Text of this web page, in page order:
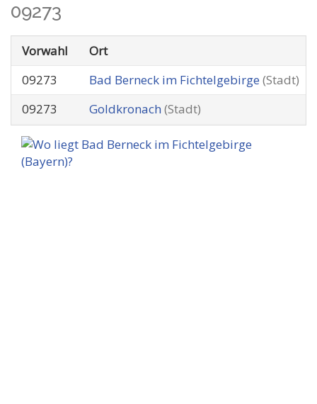
09273
Vorwahl
Ort
09273
Bad Berneck im Fichtelgebirge (Stadt)
09273
Goldkronach (Stadt)